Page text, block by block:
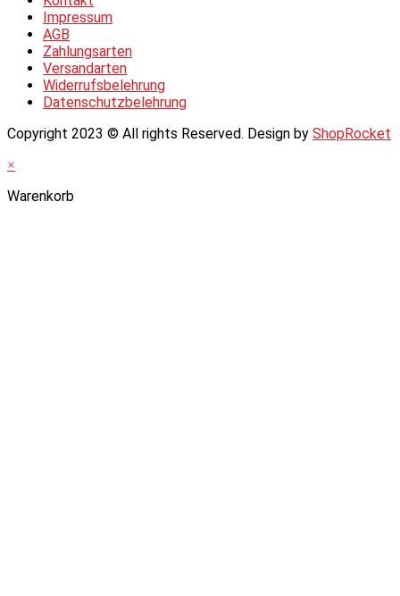
Impressum
AGB
Zahlungsarten
Versandarten
Widerrufsbelehrung
Datenschutzbelehrung
Copyright 2023 © All rights Reserved. Design by ShopRocket
×
Warenkorb